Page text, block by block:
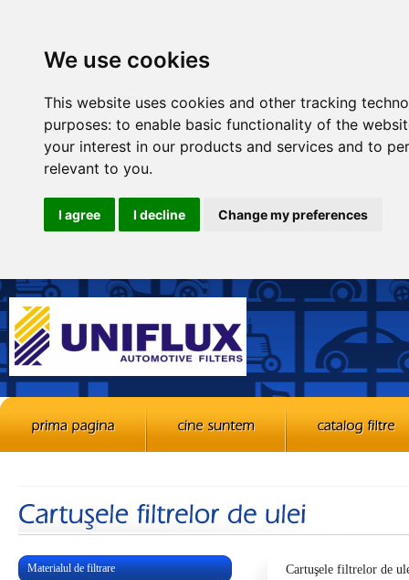
We use cookies
This website uses cookies and other tracking
purposes: to enable basic functionality of the
your interest in our products and services and to
relevant to you.
I agree I decline Change my preferences
Materialul de filtrare Cartuşele filtrelor de